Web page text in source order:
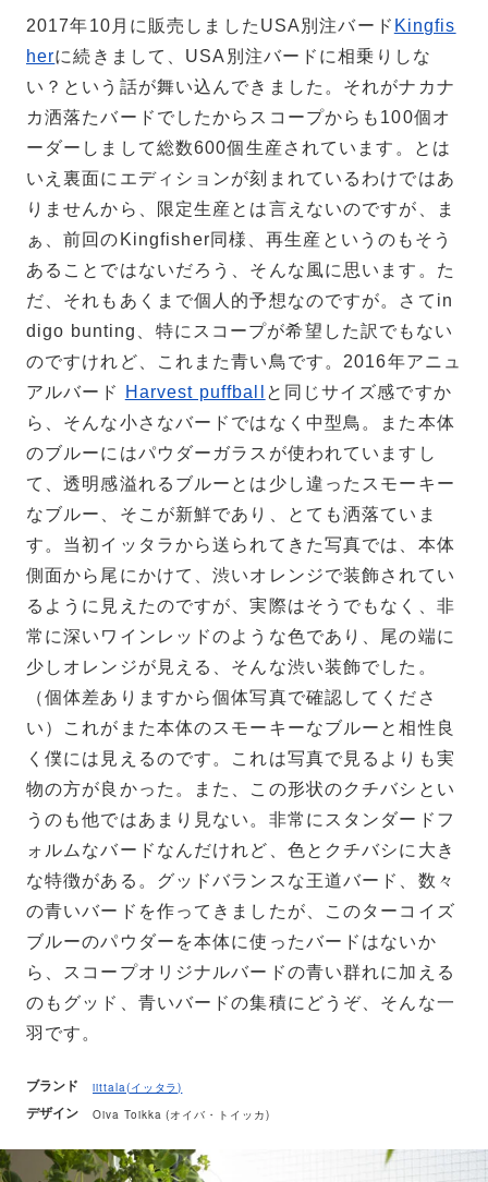
2017年10月に販売しましたUSA別注バード Kingfis
herに続きまして、USA別注バードに相乗りしな
い？という話が舞い込んできました。それがナカナ
カ洒落たバードでしたからスコープからも100個オ
ーダーしまして総数600個生産されています。とは
いえ裏面にエディションが刻まれているわけではあ
りませんから、限定生産とは言えないのですが、ま
ぁ、前回のKingfisher同様、再生産というのもそう
あることではないだろう、そんな風に思います。た
だ、それもあくまで個人的予想なのですが。さてin
digo bunting、特にスコープが希望した訳でもない
のですけれど、これまた青い鳥です。2016年アニュ
アルバード
Harvest puffball
と同じサイズ感ですか
ら、そんな小さなバードではなく中型鳥。また本体
のブルーにはパウダーガラスが使われていますし
て、透明感溢れるブルーとは少し違ったスモーキー
なブルー、そこが新鮮であり、とても洒落ていま
す。当初イッタラから送られてきた写真では、本体
側面から尾にかけて、渋いオレンジで装飾されてい
るように見えたのですが、実際はそうでもなく、非
常に深いワインレッドのような色であり、尾の端に
少しオレンジが見える、そんな渋い装飾でした。
（個体差ありますから個体写真で確認してくださ
い）これがまた本体のスモーキーなブルーと相性良
く僕には見えるのです。これは写真で見るよりも実
物の方が良かった。また、この形状のクチバシとい
うのも他ではあまり見ない。非常にスタンダードフ
ォルムなバードなんだけれど、色とクチバシに大き
な特徴がある。グッドバランスな王道バード、数々
の青いバードを作ってきましたが、このターコイズ
ブルーのパウダーを本体に使ったバードはないか
ら、スコープオリジナルバードの青い群れに加える
のもグッド、青いバードの集積にどうぞ、そんな一
羽です。
ブランド iittala(イッタラ)
デザイン Oiva Toikka (オイバ・トイッカ)